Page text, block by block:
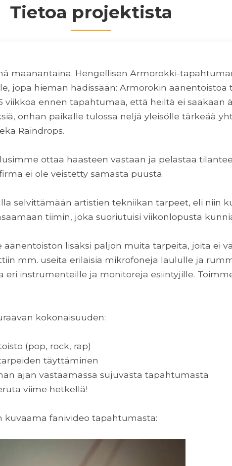
Tietoa projektista
maanantaina. Hengellisen Armorokki-
jopa hieman hädissään: Armorokin
viikkoa ennen tapahtumaa, että heiltä ei saakaan
onhan paikalle tulossa neljä yleisölle tärkeää
Raindrops.
ottaa haasteen vastaan ja pelastaa
ei ole veistetty samasta puusta.
selvittämään artistien tekniikan tarpeet, eli niin
tiimin, joka suoriutuisi viikonlopusta
äänentoiston lisäksi paljon muita tarpeita, joita ei
mm. useita erilaisia mikrofoneja laululle ja
eri instrumenteille ja monitoreja esiintyjille.
kokonaisuuden:
(pop, rock, rap)
täyttäminen
ajan vastaamassa sujuvasta tapahtumasta
viime hetkellä!
kuvaama fanivideo tapahtumasta: